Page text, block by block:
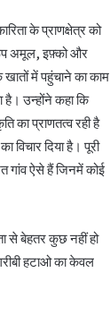
के प्राणक्षेत्र को
अमूल, इफ़्को और
में पहुंचाने का काम
है। उन्होंने कहा कि
का प्राणतत्व रही है
विचार दिया है। पूरी
गांव ऐसे हैं जिनमें कोई
से बेहतर कुछ नहीं हो
हटाओ का केवल